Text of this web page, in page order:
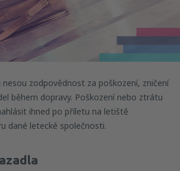
zodpovědnost za poškození, zničení
během dopravy. Poškození nebo ztrátu
ihned po příletu na letiště
dané letecké společnosti.